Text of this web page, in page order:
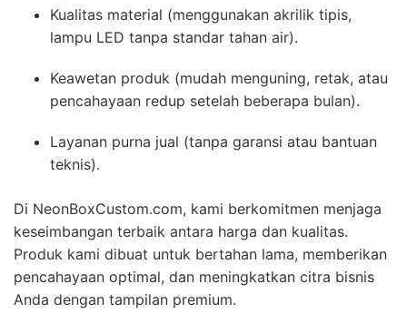
Kualitas material (menggunakan akrilik tipis,
lampu LED tanpa standar tahan air).
Keawetan produk (mudah menguning, retak, atau
pencahayaan redup setelah beberapa bulan).
Layanan purna jual (tanpa garansi atau bantuan
teknis).
Di NeonBoxCustom.com, kami berkomitmen menjaga
keseimbangan terbaik antara harga dan kualitas.
Produk kami dibuat untuk bertahan lama, memberikan
pencahayaan optimal, dan meningkatkan citra bisnis
Anda dengan tampilan premium.